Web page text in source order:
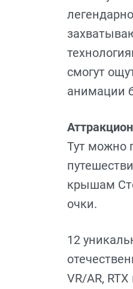
смогут
анимации
Тут можно
крышам
очки.
12
VR/AR,